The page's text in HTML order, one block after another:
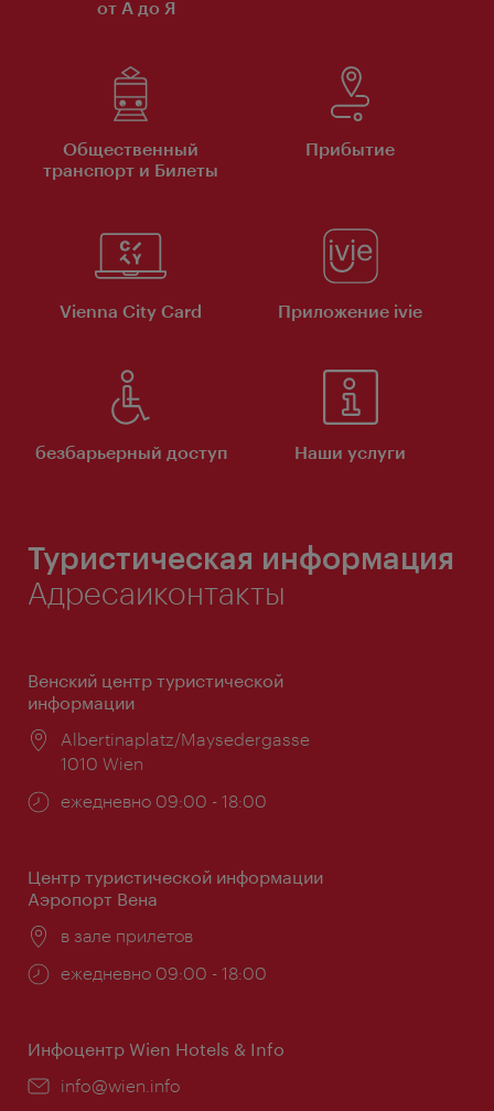
от А до Я
Общественный
транспорт и Билеты
Прибытие
Vienna City Card Приложение ivie
безбарьерный доступ Наши услуги
Туристическая информация
Адресаиконтакты
Венский центр туристической
информации
Расположение:
Albertinaplatz/Maysedergasse
1010 Wien
Часы
ежедневно 09:00 - 18:00
Центр туристической информации
Аэропорт Вена
Расположение:
в зале прилетов
Часы
ежедневно 09:00 - 18:00
Инфоцентр Wien Hotels & Info
Эл.
info@wien.info